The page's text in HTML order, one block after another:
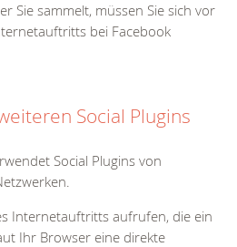
Sie sammelt, müssen Sie sich vor
bei Facebook
Social Plugins
Social Plugins von
Internetauftritts aufrufen, die ein
Ihr Browser eine direkte